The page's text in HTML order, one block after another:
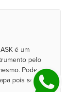
é um
pelo
Pode
pois seu